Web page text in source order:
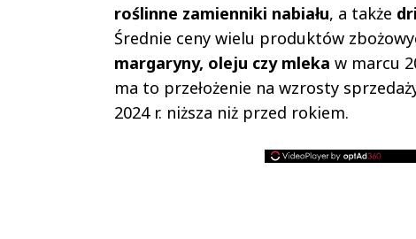
roślinne zamienniki nabiału, a także
Średnie ceny wielu produktów
margaryny, oleju czy mleka w marcu
ma to przełożenie na wzrosty
2024 r. niższa niż przed rokiem.